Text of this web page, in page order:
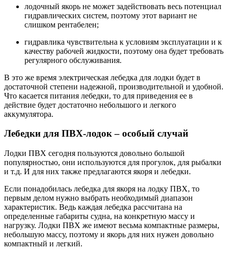
лодочный якорь не может задействовать весь потенциал
гидравлических систем, поэтому этот вариант не
слишком рентабелен;
гидравлика чувствительна к условиям эксплуатации и к
качеству рабочей жидкости, поэтому она будет требовать
регулярного обслуживания.
В это же время электрическая лебедка для лодки будет в
достаточной степени надежной, производительной и удобной.
Что касается питания лебедки, то для приведения ее в
действие будет достаточно небольшого и легкого
аккумулятора.
Лебедки для ПВХ-лодок – особый случай
Лодки ПВХ сегодня пользуются довольно большой
популярностью, они используются для прогулок, для рыбалки
и т.д. И для них также предлагаются якоря и лебедки.
Если понадобилась лебедка для якоря на лодку ПВХ, то
первым делом нужно выбрать необходимый диапазон
характеристик. Ведь каждая лебедка рассчитана на
определенные габариты судна, на конкретную массу и
нагрузку. Лодки ПВХ же имеют весьма компактные размеры,
небольшую массу, поэтому и якорь для них нужен довольно
компактный и легкий.